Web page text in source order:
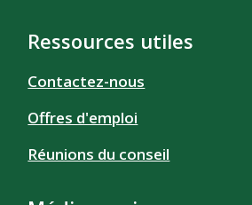
Ressources utiles
Contactez-nous
Offres d'emploi
Réunions du conseil